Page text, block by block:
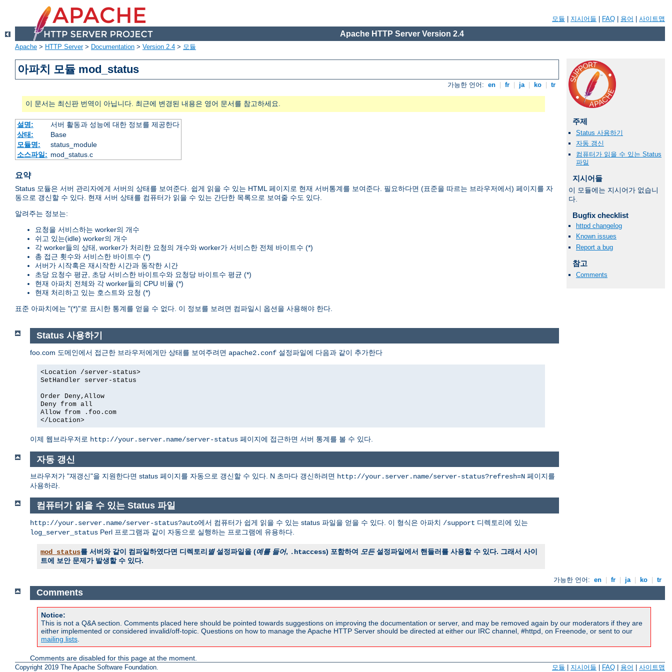
모듈 지시어들 FAQ 용어 사이트맵
Apache HTTP Server Version 2.4
Apache > HTTP Server> Documentation > Version 2.4 > 모듈
아파치 모듈 mod_status
가능한 언어: en fr ja ko tr
이 문서는 최신판 번역이 아닙니다. 최근에 변경된 내용은 영어 문서를 참고하세요.
설명:
서버 활동과 성능에 대한 정보를 제공한다
상태:
Base
모듈명:
status_module
소스파일: mod_status.c
요약
Status 모듈은 서버 관리자에게 서버의 상태를 보여준다. 쉽게 읽을 수 있는 HTML 페이지로 현재 서버통계를 보여준다. 필요하다면 (표준을 따르는 브라우저에서) 페이지를 자
동으로 갱신할 수 있다. 현재 서버 상태를 컴퓨터가 읽을 수 있는 간단한 목록으로 보여줄 수도 있다.
알려주는 정보는:
요청을 서비스하는 worker의 개수
쉬고 있는(idle) worker의 개수
각 worker들의 상태, worker가 처리한 요청의 개수와 worker가 서비스한 전체 바이트수 (*)
총 접근 횟수와 서비스한 바이트수 (*)
서버가 시작혹은 재시작한 시간과 동작한 시간
초당 요청수 평균, 초당 서비스한 바이트수와 요청당 바이트수 평균 (*)
현재 아파치 전체와 각 worker들의 CPU 비율 (*)
현재 처리하고 있는 호스트와 요청 (*)
표준 아파치에는 "(*)"로 표시한 통계를 얻을 수 없다. 이 정보를 보려면 컴파일시 옵션을 사용해야 한다.
주제
Status 사용하기
자동 갱신
컴퓨터가 읽을 수 있는 Status
파일
지시어들
이 모듈에는 지시어가 없습니
다.
Bugfix checklist
httpd changelog
Known issues
Report a bug
참고
Comments
Status 사용하기
foo.com 도메인에서 접근한 브라우저에게만 상태를 보여주려면 apache2.conf 설정파일에 다음과 같이 추가한다
<Location /server-status>
SetHandler server-status
Order Deny,Allow
Deny from all
Allow from .foo.com
</Location>
이제 웹브라우저로 http://your.server.name/server-status 페이지에 접근하면 서버 통계를 볼 수 있다.
자동 갱신
브라우저가 "재갱신"을 지원한다면 status 페이지를 자동으로 갱신할 수 있다. N 초마다 갱신하려면 http://your.server.name/server-status?refresh=N 페이지를
사용하라.
컴퓨터가 읽을 수 있는 Status 파일
http://your.server.name/server-status?auto에서 컴퓨터가 쉽게 읽을 수 있는 status 파일을 얻을 수 있다. 이 형식은 아파치 /support 디렉토리에 있는
log_server_status Perl 프로그램과 같이 자동으로 실행하는 프로그램에 유용하다.
mod_status를 서버와 같이 컴파일하였다면 디렉토리 별설정파일을 (예를 들어, .htaccess) 포함하여 모든설정파일에서 핸들러를 사용할 수 있다. 그래서 사이
트에 보안 문제가 발생할 수 있다.
가능한 언어: en | fr | ja | ko | tr
Comments
Notice:
This is not a Q&A section. Comments placed here should be pointed towards suggestions on improving the documentation or server, and may be removed again by our moderators if they are
either implemented or considered invalid/off-topic. Questions on how to manage the Apache HTTP Server should be directed at either our IRC channel, #httpd, on Freenode, or sent to our
mailing lists
Comments are disabled for this page at the moment.
Copyright 2019 The Apache Software Foundation.
모듈 지시어들 FAQ 용어 사이트맵